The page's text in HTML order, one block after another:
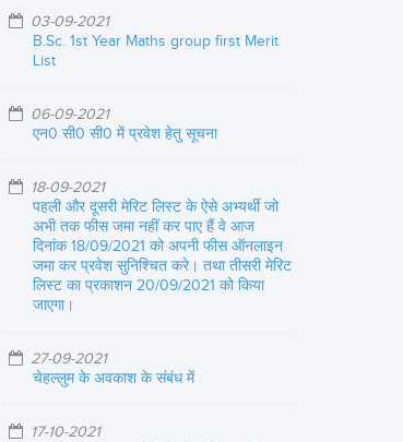
03-09-2021
B.Sc. 1st Year Maths group first Merit
List
06-09-2021
एन0 सी0 सी0 में प्रवेश हेतु सूचना
18-09-2021
पहली और दूसरी मेरिट लिस्ट के ऐसे अभ्यर्थी जो
अभी तक फीस जमा नहीं कर पाए हैं वे आज
दिनांक 18/09/2021 को अपनी फीस ऑनलाइन
जमा कर प्रवेश सुनिश्चित करे। तथा तीसरी मेरिट
लिस्ट का प्रकाशन 20/09/2021 को किया
जाएगा।
27-09-2021
चेहल्लुम के अवकाश के संबंध में
17-10-2021